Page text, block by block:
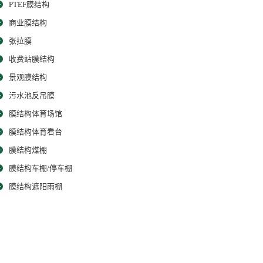
PTEF膜结构
商业膜结构
张拉膜
收费站膜结构
景观膜结构
污水池反吊膜
膜结构体育场馆
膜结构体育看台
膜结构煤棚
膜结构车棚/停车棚
膜结构遮阳雨棚